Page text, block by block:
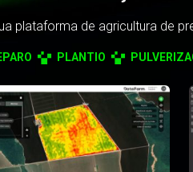
plataforma de agricultura de
PLANTIO